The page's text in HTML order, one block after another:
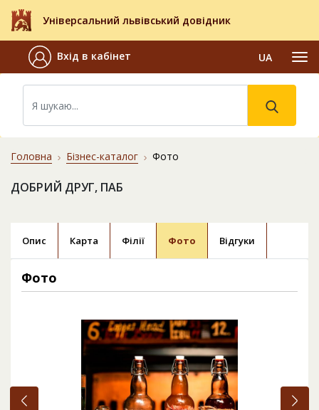
Універсальний львівський довідник
Вхід в кабінет UA
Головна Бізнес-каталог Фото
ДОБРИЙ ДРУГ, ПАБ
Опис Карта Філії Фото Відгуки
Фото